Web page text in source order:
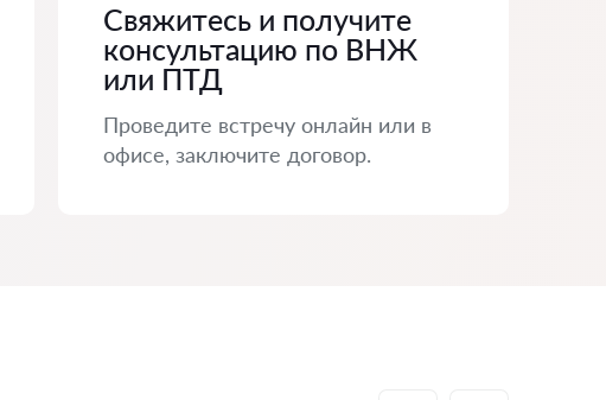
Свяжитесь и получите
консультацию по ВНЖ
или ПТД
Проведите встречу онлайн или в
офисе, заключите договор.